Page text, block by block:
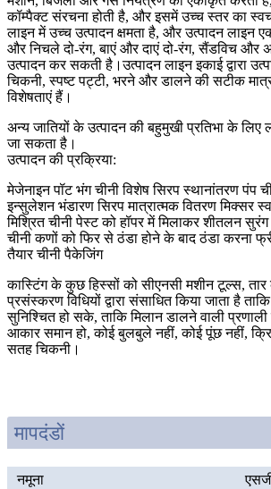
कॉम्पैक्ट संरचना होती है, और इसमें उच्च स्तर का
लाइन में उच्च उत्पादन क्षमता है, और उत्पादन लाइन
और निचले दो-रंग, बाएं और दाएं दो-रंग, सैंडविच और
उत्पादन कर सकती है।उत्पादन लाइन इकाई द्वारा
चिकनी, स्पष्ट पट्टी, भरने और डालने की सटीक
विशेषताएं हैं।
अन्य जातियों के उत्पादन की बहुमुखी प्रतिभा के लिए
जा सकता है।
उत्पादन की प्रक्रिया:
मेजेनाइन पॉट भंग चीनी विशेष सिरप स्थानांतरण पंप
इन्सुलेशन भंडारण सिरप मात्रात्मक वितरण मिक्सर
मिश्रित चीनी पेस्ट को हॉपर में मिलाकर शीतलन
चीनी कणों को फिर से ठंडा होने के बाद ठंडा करना
तैयार चीनी पैकेजिंग
कास्टिंग के कुछ हिस्सों को सीएनसी मशीन टूल्स,
प्रसंस्करण विधियों द्वारा संसाधित किया जाता है
सुनिश्चित हो सके, ताकि मिलान डालने वाली प्रणाली
आकार समान हो, कोई बुलबुले नहीं, कोई पूंछ नहीं,
सतह चिकनी।
मापदंडों
नमूना